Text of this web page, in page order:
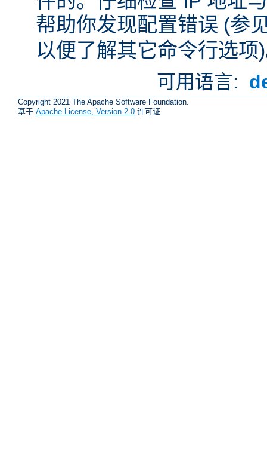
帮助你发现配置错误 (参
以便了解其它命令行选项
可用语言:
Copyright 2021 The Apache Software Foundation.
基于 Apache License, Version 2.0 许可证.